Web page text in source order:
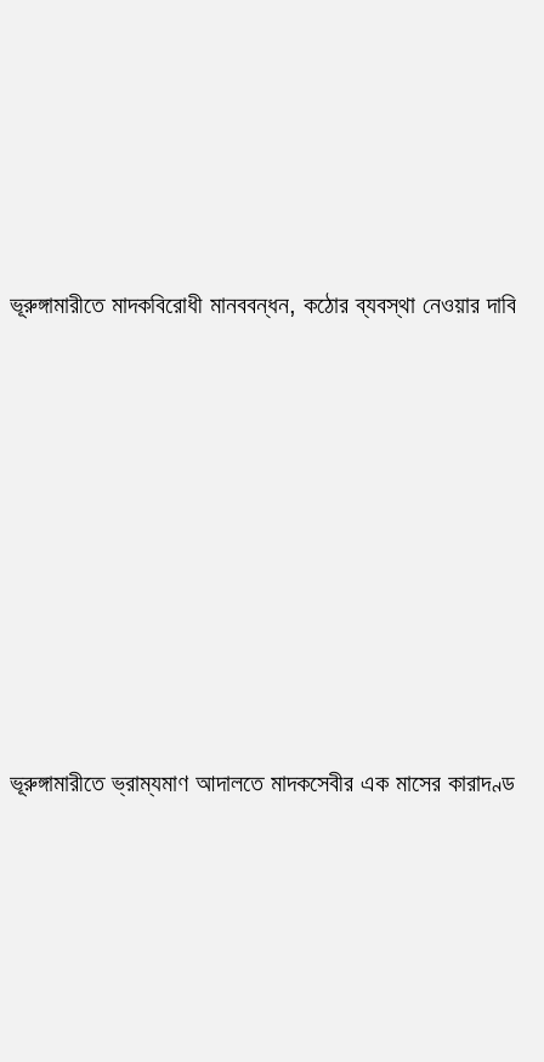
ভূরুঙ্গামারীতে মাদকবিরোধী মানববন্ধন, কঠোর ব্যবস্থা নেওয়ার দাবি
ভূরুঙ্গামারীতে ভ্রাম্যমাণ আদালতে মাদকসেবীর এক মাসের কারাদণ্ড